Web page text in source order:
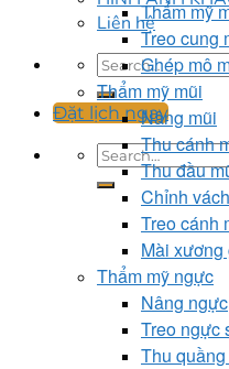
Liên hệ
Đặt lịch ngay
Thẩm mỹ
Treo cung
Ghép mô
Thẩm mỹ mũi
Nâng mũi
Thu cánh
Thu đầu
Chỉnh
Treo cánh
Mài xương
Thẩm mỹ ngực
Nâng ngực
Treo ngực
Thu